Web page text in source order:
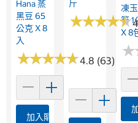
Hana 蒸
黑豆 65
公克 X 8
入
★★★★★
★★★★★4.8 (63)
加入購物車
斤
★★★★★
★★★★★
凍
筍 1
X 8
★
★